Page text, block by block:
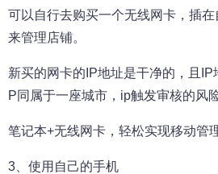
可以自行去购买一个无线网卡，插
来管理店铺。
新买的网卡的IP地址是干净的，且IP
P同属于一座城市，ip触发审核的风
笔记本+无线网卡，轻松实现移动管
3、使用自己的手机